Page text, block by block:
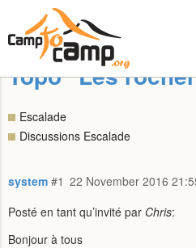
Topo "Les
Escalade
Discussions Escalade
system 22 November 2016
#1
Posté en tant qu’invité par Chris:
Bonjour à tous